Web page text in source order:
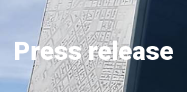
Press release